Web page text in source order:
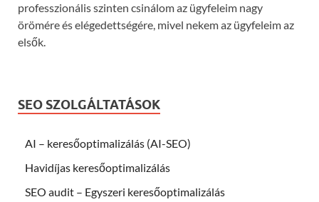
professzionális szinten csinálom az ügyfeleim nagy
örömére és elégedettségére, mivel nekem az ügyfeleim az
elsők.
SEO SZOLGÁLTATÁSOK
AI – keresőoptimalizálás (AI-SEO)
Havidíjas keresőoptimalizálás
SEO audit – Egyszeri keresőoptimalizálás